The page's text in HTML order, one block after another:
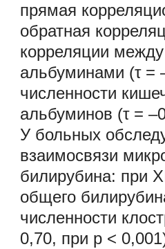
прямая
обратная
корреляции
альбуминами (τ =
численности
альбуминов (τ =
У больных
взаимосвязи
билирубина: при
общего
численности
0,70, при p <